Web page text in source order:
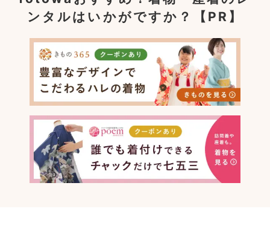
ンタルはいかがですか？【PR】